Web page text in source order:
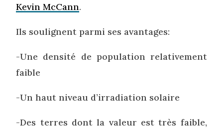
Kevin McCann.
Ils soulignent parmi ses avantages:
-Une densité de population relativement
faible
-Un haut niveau d’irradiation solaire
-Des terres dont la valeur est très faible,